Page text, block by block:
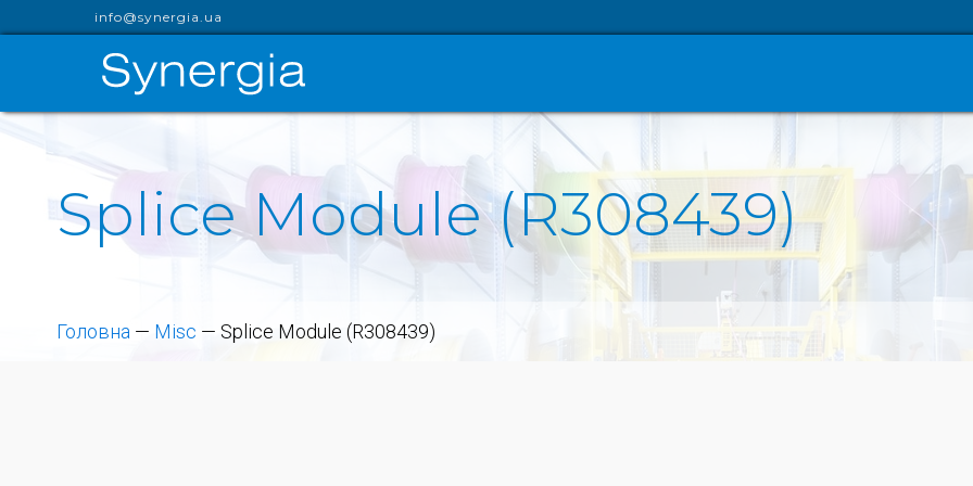
info@synergia.ua
Splice Module (R308439)
Головна — Misc — Splice Module (R308439)